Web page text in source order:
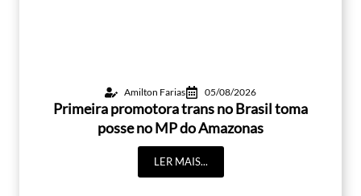
Amilton Farias 05/08/2026
Primeira promotora trans no Brasil toma
posse no MP do Amazonas
LER MAIS...